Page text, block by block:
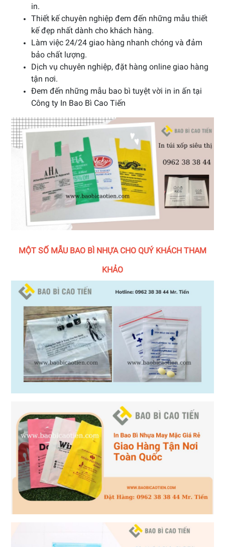
in.
Thiết kế chuyên nghiệp đem đến những mẫu thiết
kế đẹp nhất dành cho khách hàng.
Làm việc 24/24 giao hàng nhanh chóng và đảm
bảo chất lượng.
Dịch vụ chuyên nghiệp, đặt hàng online giao hàng
tận nơi.
Đem đến những mẫu bao bì tuyệt vời in in ấn tại
Công ty In Bao Bì Cao Tiến
MỘT SỐ MẪU BAO BÌ NHỰA CHO QUÝ KHÁCH THAM
KHẢO